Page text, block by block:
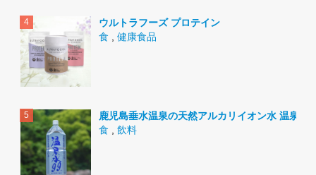
ウルトラフーズ プロテイン
食
健康食品
鹿児島垂水温泉の天然アルカリイオン水 温泉水
食
飲料